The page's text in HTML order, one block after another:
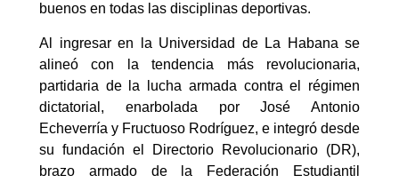
buenos en todas las disciplinas deportivas.
Al ingresar en la Universidad de La Habana se
alineó con la tendencia más revolucionaria,
partidaria de la lucha armada contra el régimen
dictatorial, enarbolada por José Antonio
Echeverría y Fructuoso Rodríguez, e integró desde
su fundación el Directorio Revolucionario (DR),
brazo armado de la Federación Estudiantil